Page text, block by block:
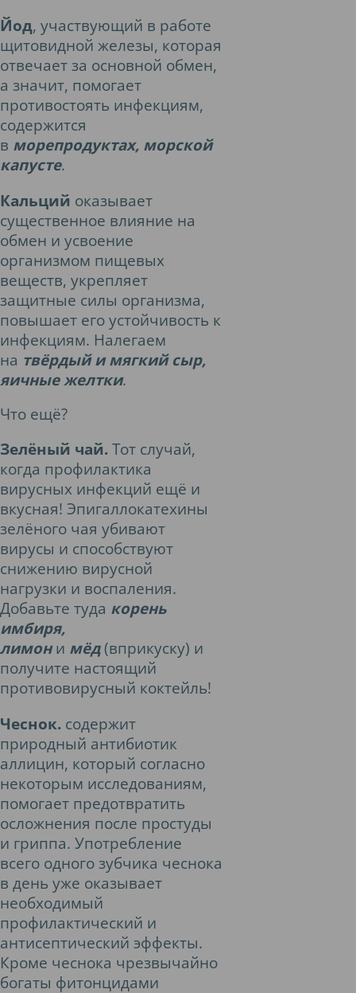
Йод, участвующий в работе
щитовидной железы, которая
отвечает за основной обмен,
а значит, помогает
противостоять инфекциям,
содержится
в морепродуктах, морской
капусте.
Кальций оказывает
существенное влияние на
обмен и усвоение
организмом пищевых
веществ, укрепляет
защитные силы организма,
повышает его устойчивость к
инфекциям. Налегаем
на твёрдый и мягкий сыр,
яичные желтки.
Что ещё?
Зелёный чай. Тот случай,
когда профилактика
вирусных инфекций ещё и
вкусная! Эпигаллокатехины
зелёного чая убивают
вирусы и способствуют
снижению вирусной
нагрузки и воспаления.
Добавьте туда корень
имбиря,
лимони мёд(вприкуску) и
получите настоящий
противовирусный коктейль!
Чеснок. содержит
природный антибиотик
аллицин, который согласно
некоторым исследованиям,
помогает предотвратить
осложнения после простуды
и гриппа. Употребление
всего одного зубчика чеснока
в день уже оказывает
необходимый
профилактический и
антисептический эффекты.
Кроме чеснока чрезвычайно
богаты фитонцидами